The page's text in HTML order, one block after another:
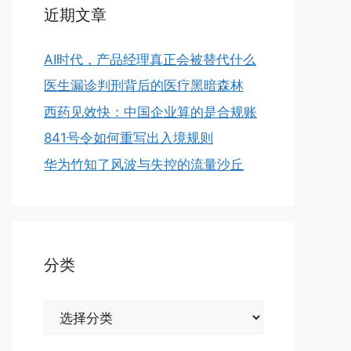
近期文章
AI时代，产品经理真正会被替代什么
医生漏诊判刑背后的医疗黑暗森林
西药见效快：中国企业算的是合规账
841号令如何重写出入境规则
华为竹知了风波与失控的流量沙丘
分类